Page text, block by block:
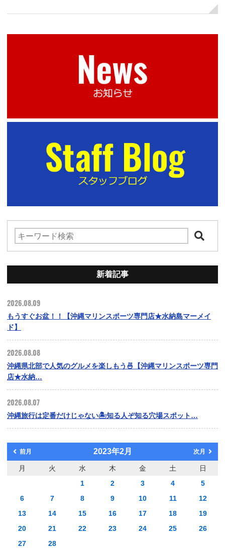
新着記事
2026.08.09
もうすぐお盆！！【沖縄マリンスポーツ専門店★水納島マーメイ
ド】
2026.08.08
沖縄県北部で人気のグルメを楽しもう🍜【沖縄マリンスポーツ専門
店★水納…
2026.08.07
沖縄旅行は定番だけじゃない🏝️知る人ぞ知る穴場スポット…
前月 2023年2月 次月
月 火 水 木 金 土
日
1
2 3 4
5
6
7 8 9 10 11
12
13
14 15 16 17 18
19
20
21 22 23 24 25
26
27
28